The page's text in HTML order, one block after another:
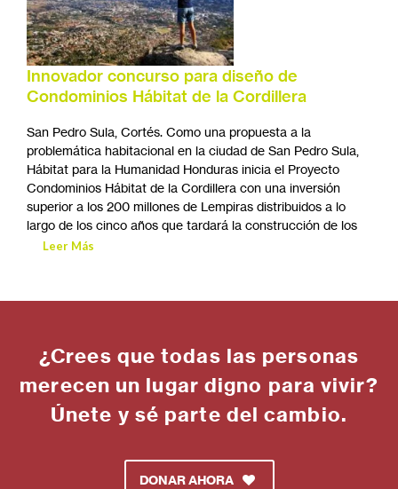
Innovador concurso para diseño de
Condominios Hábitat de la Cordillera
San Pedro Sula, Cortés. Como una propuesta a la
problemática habitacional en la ciudad de San Pedro Sula,
Hábitat para la Humanidad Honduras inicia el Proyecto
Condominios Hábitat de la Cordillera con una inversión
superior a los 200 millones de Lempiras distribuidos a lo
largo de los cinco años que tardará la construcción de los
Leer Más
¿Crees que todas las personas
merecen un lugar digno para vivir?
Únete y sé parte del cambio.
DONAR AHORA